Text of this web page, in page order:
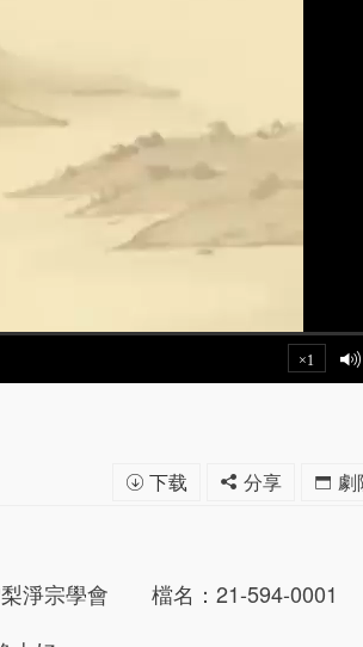
×1
劇
分享
下载
宗學會 檔名：21-594-0001